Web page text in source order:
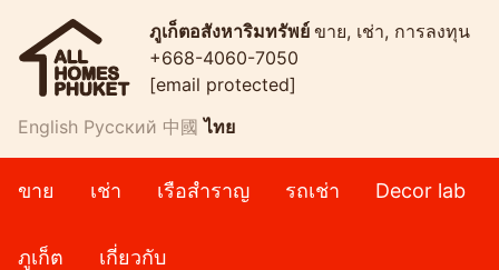
ภูเก็ตอสังหาริมทรัพย์ ขาย, เช่า, การลงทุน
+668-4060-7050
[email protected]
English Русский 中國 ไทย
ขาย เช่า เรือสำราญ รถเช่า Decor lab
ภูเก็ต เกี่ยวกับ